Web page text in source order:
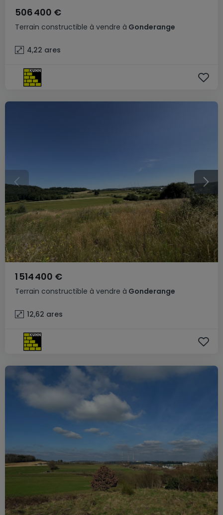
Terrain constructible à vendre à Gonderange
506 400 €
4,22 ares
Terrain constructible à vendre à Gonderange
1 514 400 €
12,62 ares